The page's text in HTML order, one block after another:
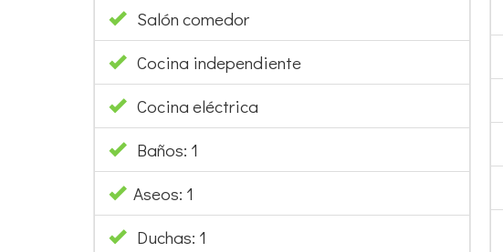
Salón comedor
Cocina independiente
Cocina eléctrica
Baños: 1
Aseos: 1
Duchas: 1